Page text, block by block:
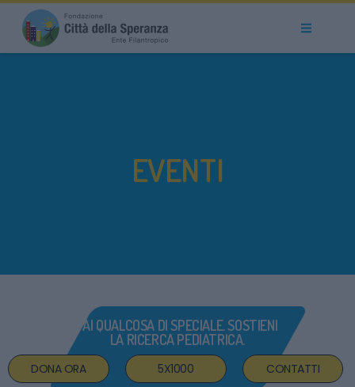
EVENTI
FAI QUALCOSA DI SPECIALE. SOSTIENI
LA RICERCA PEDIATRICA.
DONA ORA 5X1000 CONTATTI